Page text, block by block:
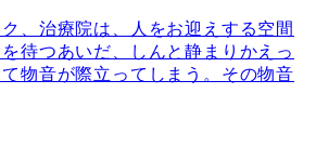
、治療院は、人をお迎えする空間
待つあいだ、しんと静まりかえっ
物音が際立ってしまう。その物音